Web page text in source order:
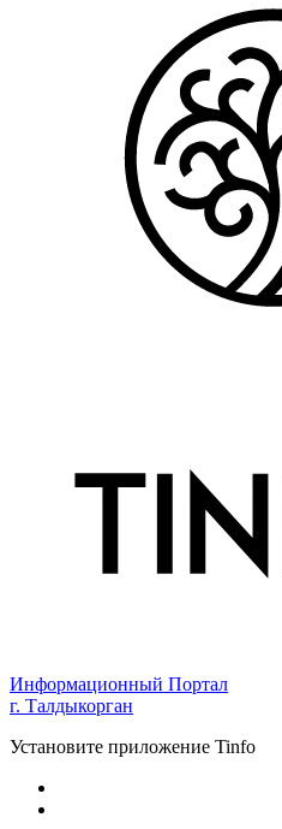
Информационный Портал
г. Талдыкорган
Установите приложение Tinfo